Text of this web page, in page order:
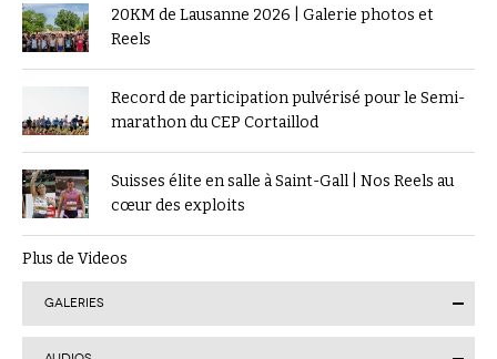
20KM de Lausanne 2026 | Galerie photos et
Reels
Record de participation pulvérisé pour le Semi-
marathon du CEP Cortaillod
Suisses élite en salle à Saint-Gall | Nos Reels au
cœur des exploits
Plus de Videos
GALERIES